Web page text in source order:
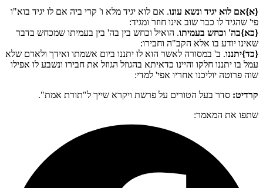
{א}אם לוא יגיד ונשא עונו. אם לוא יגיד מלא ו' קרי ביה אם לו יגיד בוא"ו
פי' שהגיד לו כבר שוב אינו חוזר ומגיד:
{כא}בה' וכחש בעמיתו. הואיל וכחש בין בה' בין בעמיתו שמכחש בדבר
שאינו יודע בו אלא הקב"ה וחבירו:
{כד}יתננו. ב' במסורה לאשר הוא לו יתננו ביום אשמתו ואידך ולאדם שלא
עמל בו יתננו חלקו והיינו כדאיתא בהגוזל הגוזל את חבירו ונשבע לו אפילו
שוה פרוטה יוליכנו אחריו אפי' למדי:
קרדיט: סדר בעל הטורים על פרשת ויקרא שייך ל"תורת אמת".
שתפו את המאמר: